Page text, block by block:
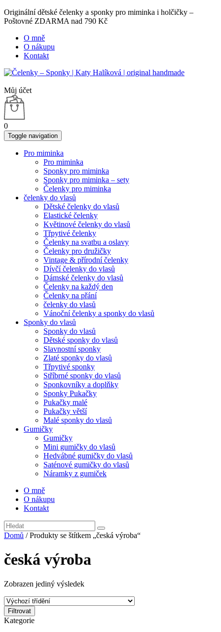
Originální dětské čelenky a sponky pro miminka i holčičky –
Poštovné ZDARMA nad 790 Kč
O mně
O nákupu
Kontakt
Můj účet
0
Toggle navigation
Pro miminka
Pro miminka
Sponky pro miminka
Sponky pro miminka – sety
Čelenky pro miminka
čelenky do vlasů
Dětské čelenky do vlasů
Elastické čelenky
Květinové čelenky do vlasů
Třpytivé čelenky
Čelenky na svatbu a oslavy
Čelenky pro družičky
Vintage & přírodní čelenky
Dívčí čelenky do vlasů
Dámské čelenky do vlasů
Čelenky na každý den
Čelenky na přání
čelenky do vlasů
Vánoční čelenky a sponky do vlasů
Sponky do vlasů
Sponky do vlasů
Dětské sponky do vlasů
Slavnostní sponky
Zlaté sponky do vlasů
Třpytivé sponky
Stříbrné sponky do vlasů
Sponkovníky a doplňky
Sponky Pukačky
Pukačky malé
Pukačky větší
Malé sponky do vlasů
Gumičky
Gumičky
Mini gumičky do vlasů
Hedvábné gumičky do vlasů
Saténové gumičky do vlasů
Náramky z gumiček
O mně
O nákupu
Kontakt
Domů / Produkty se štítkem „česká výroba“
česká výroba
Zobrazen jediný výsledek
Filtrovat
Kategorie